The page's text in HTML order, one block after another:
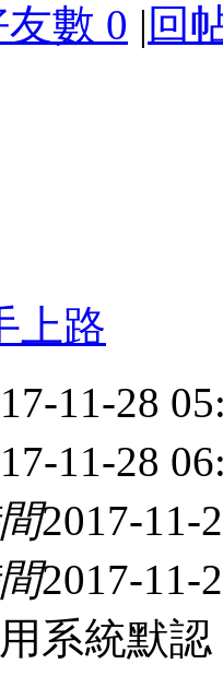
友數 0 | 回
上路
11-28
11-28
2017-11-
2017-11-
系統默認